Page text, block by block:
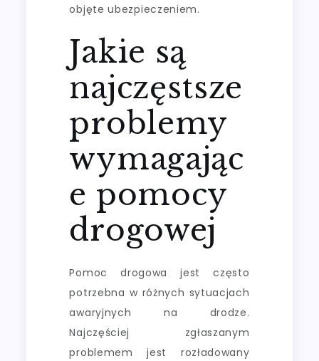
objęte ubezpieczeniem.
Jakie są
najczęstsze
problemy
wymagając
e pomocy
drogowej
Pomoc drogowa jest często
potrzebna w różnych sytuacjach
awaryjnych na drodze.
Najczęściej zgłaszanym
problemem jest rozładowany